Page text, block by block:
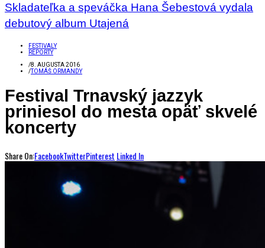
Skladateľka a speváčka Hana Šebestová vydala
debutový album Utajená
FESTIVALY
REPORTY
/8. AUGUSTA 2016
/TOMÁŠ ORMANDY
Festival Trnavský jazzyk
priniesol do mesta opäť skvelé
koncerty
Share On:FacebookTwitterPinterest Linked In